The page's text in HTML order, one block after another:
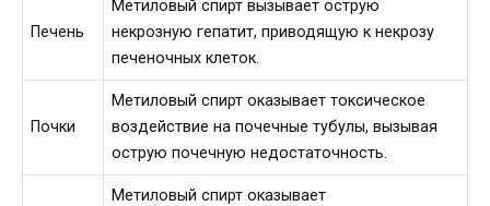
Печень
Метиловый спирт вызывает острую
некрозную гепатит, приводящую к некрозу
печеночных клеток.
Почки
Метиловый спирт оказывает токсическое
воздействие на почечные тубулы, вызывая
острую почечную недостаточность.
Метиловый спирт оказывает